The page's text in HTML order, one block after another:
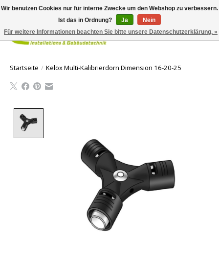
Ihr
Startseite / Kelox Multi-Kalibrierdorn Dimension 16-20-25
Wir benutzen Cookies nur für interne Zwecke um den Webshop zu verbessern.
Ist das in Ordnung?
Ja
Nein
Für weitere Informationen beachten Sie bitte unsere Datenschutzerklärung. »